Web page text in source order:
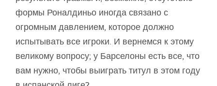
формы Роналдиньо иногда связано с
огромным давлением, которое должно
испытывать все игроки. И вернемся к этому
великому вопросу; у Барселоны есть все, что
вам нужно, чтобы выиграть титул в этом году